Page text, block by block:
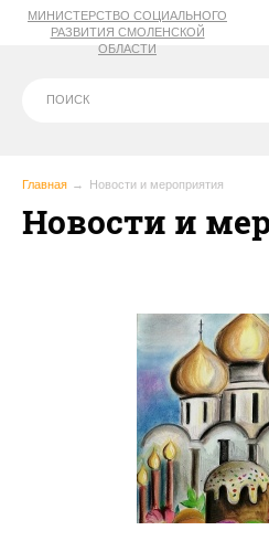
МИНИСТЕРСТВО СОЦИАЛЬНОГО
РАЗВИТИЯ СМОЛЕНСКОЙ
ОБЛАСТИ
Главная Новости и мероприятия
Новости и